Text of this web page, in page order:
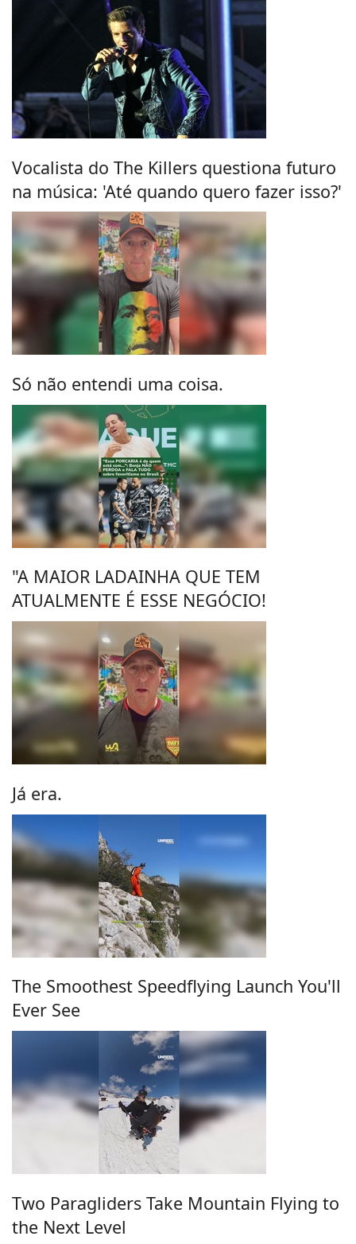
Vocalista do The Killers questiona futuro
na música: 'Até quando quero fazer isso?'
Só não entendi uma coisa.
"A MAIOR LADAINHA QUE TEM
ATUALMENTE É ESSE NEGÓCIO!
Já era.
The Smoothest Speedflying Launch You'll
Ever See
Two Paragliders Take Mountain Flying to
the Next Level